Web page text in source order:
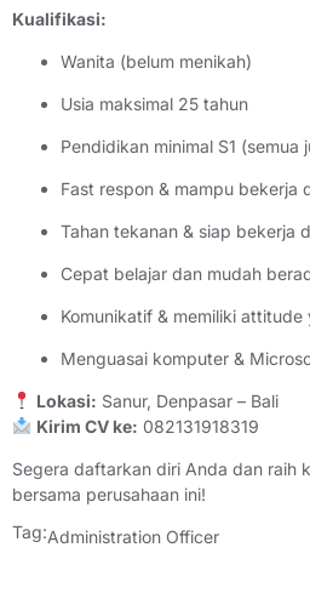
Kualifikasi:
Wanita (belum menikah)
Usia maksimal 25 tahun
Pendidikan minimal S1 (semua
Fast respon & mampu bekerja
Tahan tekanan & siap bekerja
Cepat belajar dan mudah
Komunikatif & memiliki attitude
Menguasai komputer &
Lokasi: Sanur, Denpasar – Bali
Kirim CV ke: 082131918319
Segera daftarkan diri Anda dan raih
bersama perusahaan ini!
Tag:Administration Officer